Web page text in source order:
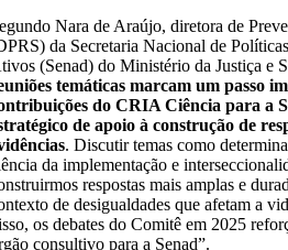
Nara de Araújo, diretora de
da Secretaria Nacional de
(Senad) do Ministério da Justiça e
temáticas marcam um passo
do CRIA Ciência para a
de apoio à construção de
. Discutir temas como
da implementação e
respostas mais amplas e
de desigualdades que afetam a
os debates do Comitê em 2025
consultivo para a Senad”.